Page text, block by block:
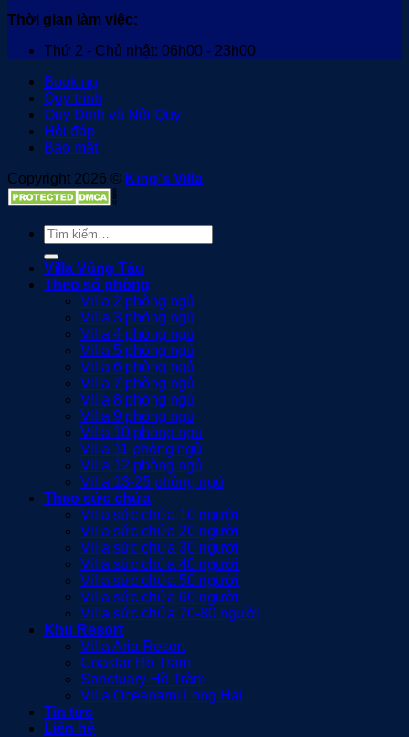
Thời gian làm việc:
Thứ 2 - Chủ nhật: 06h00 - 23h00
Booking
Quy trình
Quy Định và Nội Quy
Hỏi đáp
Bảo mật
Copyright 2026 © King's Villa
Tìm
kiếm:
Villa Vũng Tàu
Theo số phòng
Villa 2 phòng ngủ
Villa 3 phòng ngủ
Villa 4 phòng ngủ
Villa 5 phòng ngủ
Villa 6 phòng ngủ
Villa 7 phòng ngủ
Villa 8 phòng ngủ
Villa 9 phòng ngủ
Villa 10 phòng ngủ
Villa 11 phòng ngủ
Villa 12 phòng ngủ
Villa 13-25 phòng ngủ
Theo sức chứa
Villa sức chứa 10 người
Villa sức chứa 20 người
Villa sức chứa 30 người
Villa sức chứa 40 người
Villa sức chứa 50 người
Villa sức chứa 60 người
Villa sức chứa 70-80 người
Khu Resort
Villa Aria Resort
Coastar Hồ Tràm
Sanctuary Hồ Tràm
Villa Oceanami Long Hải
Tin tức
Liên hệ